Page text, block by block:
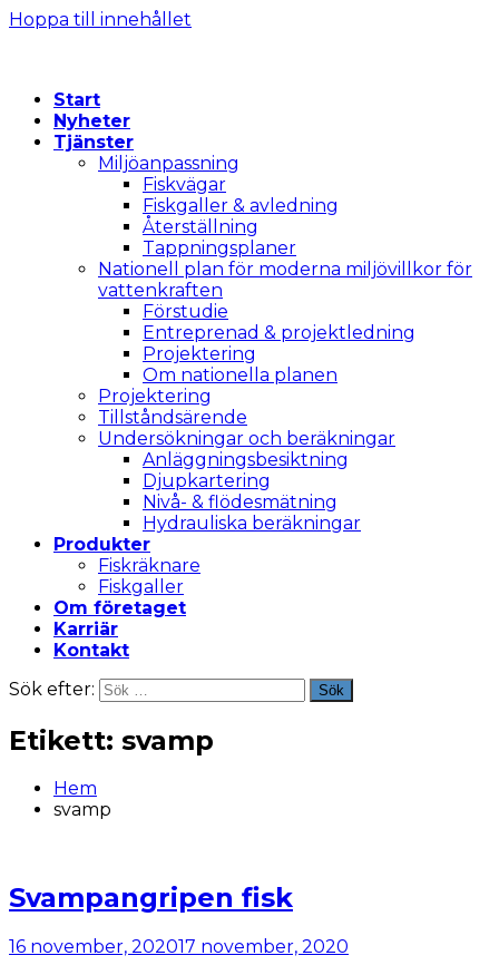
Hoppa till innehållet
Start
Nyheter
Tjänster
Miljöanpassning
Fiskvägar
Fiskgaller & avledning
Återställning
Tappningsplaner
Nationell plan för moderna miljövillkor för
vattenkraften
Förstudie
Entreprenad & projektledning
Projektering
Om nationella planen
Projektering
Tillståndsärende
Undersökningar och beräkningar
Anläggningsbesiktning
Djupkartering
Nivå- & flödesmätning
Hydrauliska beräkningar
Produkter
Fiskräknare
Fiskgaller
Om företaget
Karriär
Kontakt
Sök efter:
Sök
Etikett: svamp
Hem
svamp
Svampangripen fisk
16 november, 202017 november, 2020